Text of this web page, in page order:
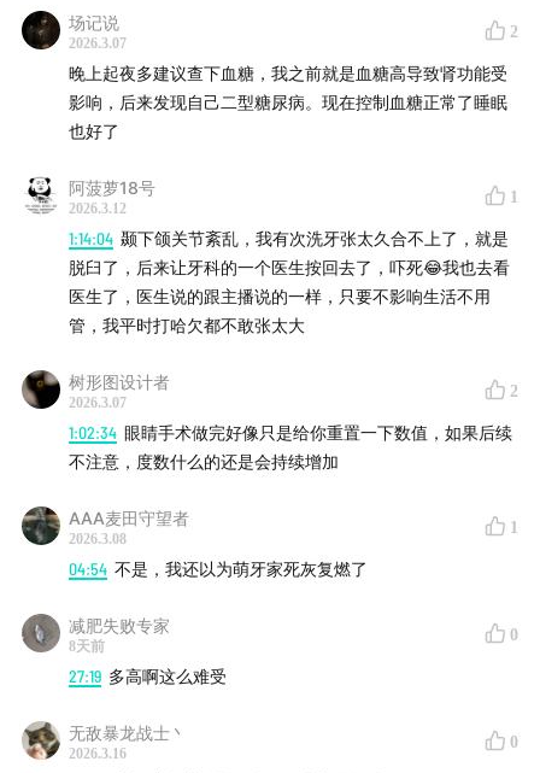
本期节目在线图文Shownote：Console Timelines | 机
场记说
2026.3.07
2
晚上起夜多建议查下血糖，我之前就是血糖高导致肾功能受
影响，后来发现自己二型糖尿病。现在控制血糖正常了睡眠
也好了
阿菠萝18号
2026.3.12
1
1:14:04 颞下颌关节紊乱，我有次洗牙张太久合不上了，就是
脱臼了，后来让牙科的一个医生按回去了，吓死😂我也去看
医生了，医生说的跟主播说的一样，只要不影响生活不用
管，我平时打哈欠都不敢张太大
树形图设计者
2026.3.07
2
1:02:34 眼睛手术做完好像只是给你重置一下数值，如果后续
不注意，度数什么的还是会持续增加
AAA麦田守望者
2026.3.08
1
04:54 不是，我还以为萌牙家死灰复燃了
减肥失败专家
8天前
0
27:19 多高啊这么难受
无敌暴龙战士丶
2026.3.16
0